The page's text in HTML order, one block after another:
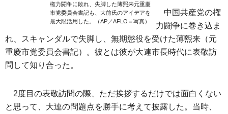
権力闘争に敗れ、失脚した薄煕来元重慶
市党委員会書記も、大前氏のアイデアを
最大限活用した。（AP／AFLO＝写真）
中国共産党の権
力闘争に巻き込ま
れ、スキャンダルで失脚し、無期懲役を受けた薄煕来（元
重慶市党委員会書記）。彼とは彼が大連市長時代に表敬訪
問して知り合った。
2度目の表敬訪問の際、ただ挨拶するだけでは面白くない
と思って、大連の問題点を勝手に考えて披露した。当時、